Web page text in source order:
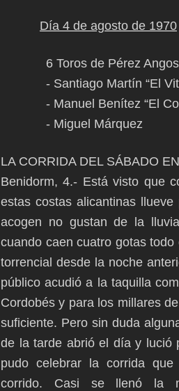
Día 4 de agosto de 1970
6 Toros de Pérez
- Santiago Martín “El
- Manuel Benítez “El
- Miguel Márquez
LA CORRIDA DEL SÁBADO
Benidorm, 4.- Está visto que
estas costas alicantinas
acogen no gustan de la
cuando caen cuatro gotas
torrencial desde la noche
público acudió a la taquilla
Cordobés y para los millares
suficiente. Pero sin duda
de la tarde abrió el día y lució
pudo celebrar la corrida
corrido. Casi se llenó la